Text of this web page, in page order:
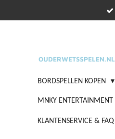
hoofdinhoudOUDERWETSSPELEN.NL
BORDSPELLEN KOPEN
MNKY ENTERTAINMENT
KLANTENSERVICE & FAQ